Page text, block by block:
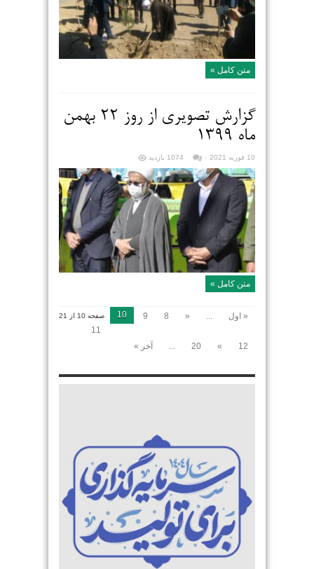
متن کامل »
گزارش تصویری از روز ۲۲ بهمن
ماه ۱۳۹۹
10 فوریه 2021 ۰ 1074 بازدید
متن کامل »
صفحه 10 از 21 « اول ...
«
8
9
10
11
12
»
20
... آخر »